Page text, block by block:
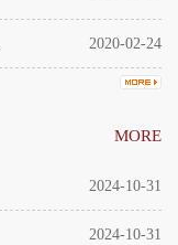
2020-02-24
2024-10-31
2024-10-31
MORE